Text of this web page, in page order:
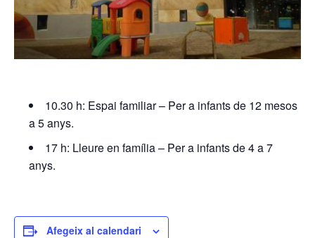
10.30 h: Espai familiar – Per a infants de 12 mesos
a 5 anys.
17 h: Lleure en família – Per a infants de 4 a 7
anys.
Afegeix al calendari